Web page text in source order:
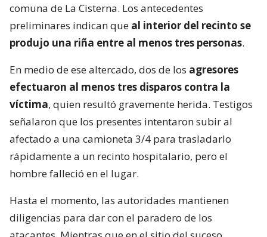
comuna de La Cisterna. Los antecedentes
preliminares indican que al interior del recinto se
produjo una riña entre al menos tres personas.
En medio de ese altercado, dos de los agresores
efectuaron al menos tres disparos contra la
víctima, quien resultó gravemente herida. Testigos
señalaron que los presentes intentaron subir al
afectado a una camioneta 3/4 para trasladarlo
rápidamente a un recinto hospitalario, pero el
hombre falleció en el lugar.
Hasta el momento, las autoridades mantienen
diligencias para dar con el paradero de los